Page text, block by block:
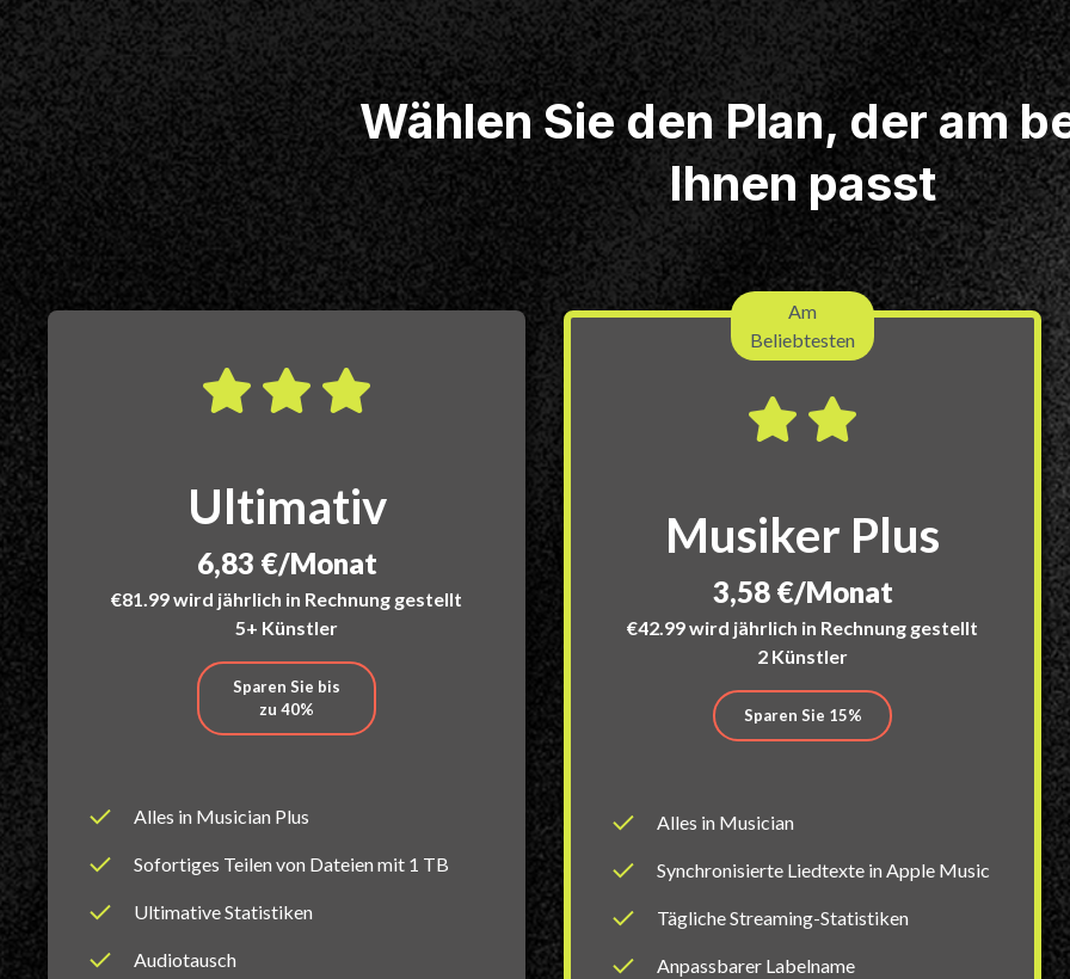
Wählen Sie den Plan, der am
Ihnen passt
Ultimativ
6,83 €/Monat
€81.99 wird jährlich in Rechnung gestellt
5+ Künstler
Sparen Sie bis
zu 40%
Alles in Musician Plus
Sofortiges Teilen von Dateien mit 1 TB
Ultimative Statistiken
Audiotausch
Am
Beliebtesten
Musiker Plus
3,58 €/Monat
€42.99 wird jährlich in Rechnung gestellt
2 Künstler
Sparen Sie 15%
Alles in Musician
Synchronisierte Liedtexte in Apple Music
Tägliche Streaming-Statistiken
Anpassbarer Labelname